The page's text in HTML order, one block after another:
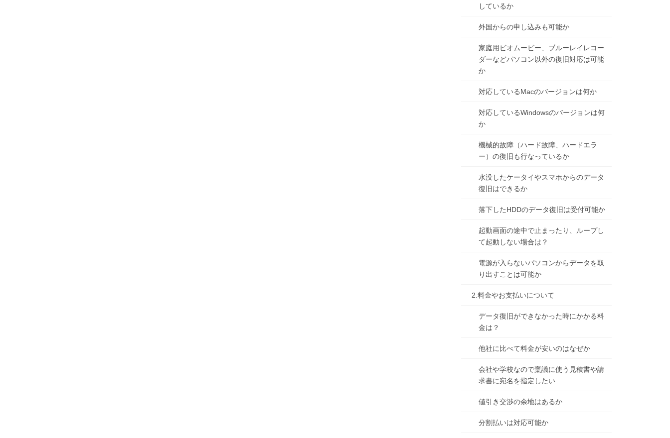
しているか
外国からの申し込みも可能か
家庭用ビオムービー、ブルーレイレコー
ダーなどパソコン以外の復旧対応は可能
か
対応しているMacのバージョンは何か
対応しているWindowsのバージョンは何
か
機械的故障（ハード故障、ハードエラ
ー）の復旧も行なっているか
水没したケータイやスマホからのデータ
復旧はできるか
落下したHDDのデータ復旧は受付可能か
起動画面の途中で止まったり、ループし
て起動しない場合は？
電源が入らないパソコンからデータを取
り出すことは可能か
2.料金やお支払いについて
データ復旧ができなかった時にかかる料
金は？
他社に比べて料金が安いのはなぜか
会社や学校なので稟議に使う見積書や請
求書に宛名を指定したい
値引き交渉の余地はあるか
分割払いは対応可能か